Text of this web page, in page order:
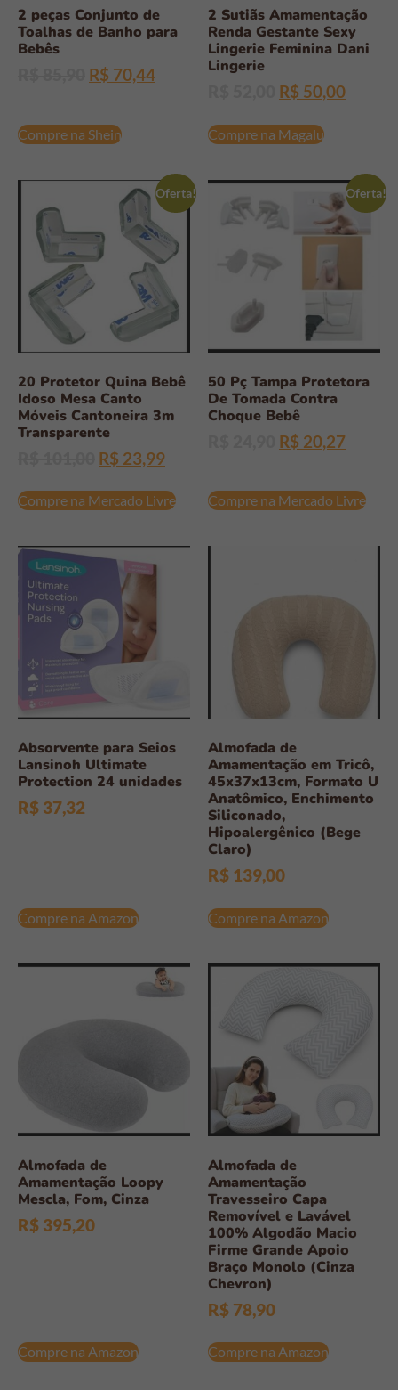
2 peças Conjunto de
Toalhas de Banho para
Bebês
R$ 70,44
Compre na Shein
2 Sutiãs Amamentação
Renda Gestante Sexy
Lingerie Feminina Dani
Lingerie
R$ 50,00
Compre na Magalu
Oferta!
20 Protetor Quina Bebê
Idoso Mesa Canto
Móveis Cantoneira 3m
Transparente
R$ 23,99
Compre na Mercado Livre
Oferta!
50 Pç Tampa Protetora
De Tomada Contra
Choque Bebê
R$ 20,27
Compre na Mercado Livre
Absorvente para Seios
Lansinoh Ultimate
Protection 24 unidades
R$ 37,32
Compre na Amazon
Almofada de
Amamentação em Tricô,
45x37x13cm, Formato U
Anatômico, Enchimento
Siliconado,
Hipoalergênico (Bege
Claro)
R$ 139,00
Compre na Amazon
Almofada de
Amamentação Loopy
Mescla, Fom, Cinza
R$ 395,20
Compre na Amazon
Almofada de
Amamentação
Travesseiro Capa
Removível e Lavável
100% Algodão Macio
Firme Grande Apoio
Braço Monolo (Cinza
Chevron)
R$ 78,90
Compre na Amazon